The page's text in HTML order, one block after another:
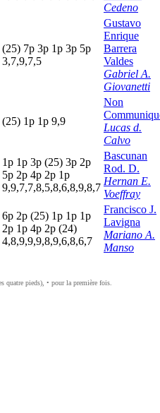
Cedeno
(25) 7p 3p 1p 3p 5p
3,7,9,7,5
Gustavo
Enrique
Barrera
Valdes
Gabriel A.
Giovanetti
(25) 1p 1p 9,9
Non
Lucas d.
Calvo
1p 1p 3p (25) 3p 2p
5p 2p 4p 2p 1p
9,9,7,7,8,5,8,6,8,9,8,7
Bascunan
Rod. D.
Hernan E.
Voeffray
6p 2p (25) 1p 1p 1p
2p 1p 4p 2p (24)
4,8,9,9,9,8,9,6,8,6,7
Francisco J.
Lavigna
Mariano A.
Manso
quatre pieds), • pour la première fois.